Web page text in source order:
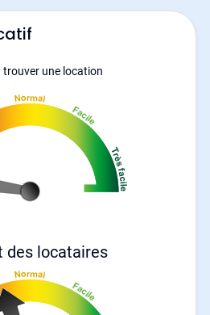
trouver une location
des locataires